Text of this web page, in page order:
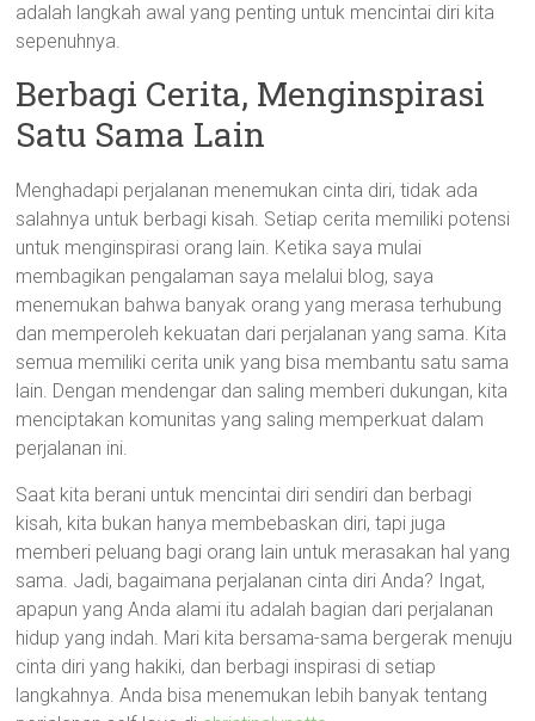
adalah langkah awal yang penting untuk mencintai diri kita
sepenuhnya.
Berbagi Cerita, Menginspirasi
Satu Sama Lain
Menghadapi perjalanan menemukan cinta diri, tidak ada
salahnya untuk berbagi kisah. Setiap cerita memiliki potensi
untuk menginspirasi orang lain. Ketika saya mulai
membagikan pengalaman saya melalui blog, saya
menemukan bahwa banyak orang yang merasa terhubung
dan memperoleh kekuatan dari perjalanan yang sama. Kita
semua memiliki cerita unik yang bisa membantu satu sama
lain. Dengan mendengar dan saling memberi dukungan, kita
menciptakan komunitas yang saling memperkuat dalam
perjalanan ini.
Saat kita berani untuk mencintai diri sendiri dan berbagi
kisah, kita bukan hanya membebaskan diri, tapi juga
memberi peluang bagi orang lain untuk merasakan hal yang
sama. Jadi, bagaimana perjalanan cinta diri Anda? Ingat,
apapun yang Anda alami itu adalah bagian dari perjalanan
hidup yang indah. Mari kita bersama-sama bergerak menuju
cinta diri yang hakiki, dan berbagi inspirasi di setiap
langkahnya. Anda bisa menemukan lebih banyak tentang